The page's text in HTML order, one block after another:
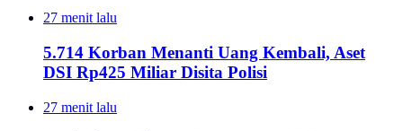
27 menit lalu
5.714 Korban Menanti Uang Kembali, Aset
DSI Rp425 Miliar Disita Polisi
27 menit lalu